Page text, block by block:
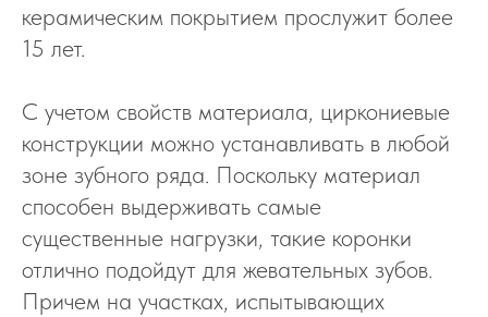
керамическим покрытием прослужит более
15 лет.
С учетом свойств материала, циркониевые
конструкции можно устанавливать в любой
зоне зубного ряда. Поскольку материал
способен выдерживать самые
существенные нагрузки, такие коронки
отлично подойдут для жевательных зубов.
Причем на участках, испытывающих